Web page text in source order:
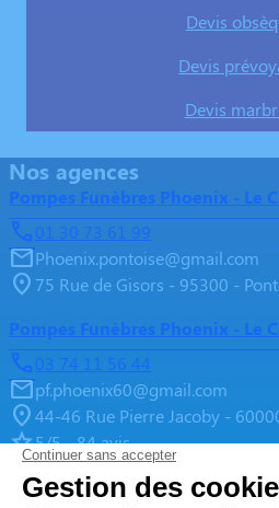
Devis
Devis
Devis
Nos agences
Pompes Funèbres Phoenix - Le
01 30 73 61 99
Phoenix.pontoise@gmail.com
75 Rue de Gisors - 95300 -
Pompes Funèbres Phoenix - Le
03 74 11 56 44
pf.phoenix60@gmail.com
44-46 Rue Pierre Jacoby -
5/5 - 84 avis
Pompes Funèbres Phoenix - Le